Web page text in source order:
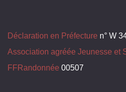
Déclaration en Préfecture n° W
Association agréée Jeunesse et
FFRandonnée 00507